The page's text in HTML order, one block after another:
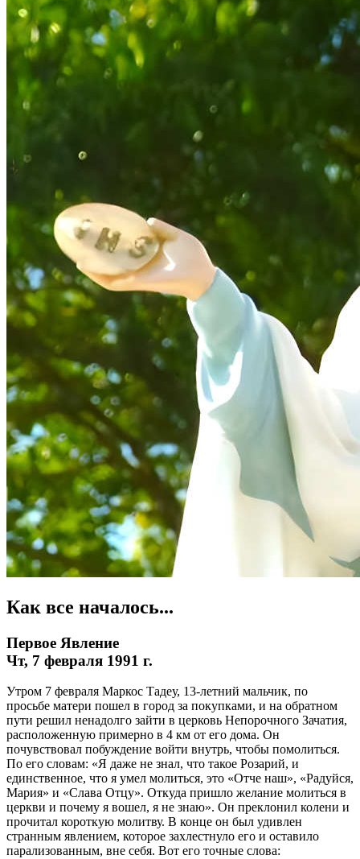
Как все началось...
Первое Явление
Чт, 7 февраля 1991 г.
Утром 7 февраля Маркос Тадеу, 13-летний мальчик, по
просьбе матери пошел в город за покупками, и на обратном
пути решил ненадолго зайти в церковь Непорочного Зачатия,
расположенную примерно в 4 км от его дома. Он
почувствовал побуждение войти внутрь, чтобы помолиться.
По его словам: «Я даже не знал, что такое Розарий, и
единственное, что я умел молиться, это «Отче наш», «Радуйся,
Мария» и «Слава Отцу». Откуда пришло желание молиться в
церкви и почему я вошел, я не знаю». Он преклонил колени и
прочитал короткую молитву. В конце он был удивлен
странным явлением, которое захлестнуло его и оставило
парализованным, вне себя. Вот его точные слова: